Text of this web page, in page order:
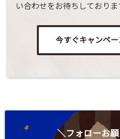
い合わせをお待ちしておりま
今すぐキャンペ
＼フォローお